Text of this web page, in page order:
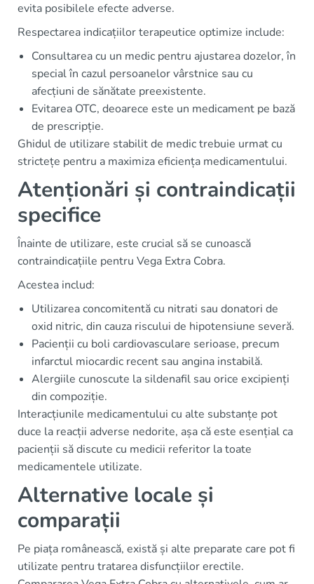
evita posibilele efecte adverse.
Respectarea indicațiilor terapeutice optimize include:
Consultarea cu un medic pentru ajustarea dozelor, în
special în cazul persoanelor vârstnice sau cu
afecțiuni de sănătate preexistente.
Evitarea OTC, deoarece este un medicament pe bază
de prescripție.
Ghidul de utilizare stabilit de medic trebuie urmat cu
strictețe pentru a maximiza eficiența medicamentului.
Atenționări și contraindicații
specifice
Înainte de utilizare, este crucial să se cunoască
contraindicațiile pentru Vega Extra Cobra.
Acestea includ:
Utilizarea concomitentă cu nitrati sau donatori de
oxid nitric, din cauza riscului de hipotensiune severă.
Pacienții cu boli cardiovasculare serioase, precum
infarctul miocardic recent sau angina instabilă.
Alergiile cunoscute la sildenafil sau orice excipienți
din compoziție.
Interacțiunile medicamentului cu alte substanțe pot
duce la reacții adverse nedorite, așa că este esențial ca
pacienții să discute cu medicii referitor la toate
medicamentele utilizate.
Alternative locale și
comparații
Pe piața românească, există și alte preparate care pot fi
utilizate pentru tratarea disfuncțiilor erectile.